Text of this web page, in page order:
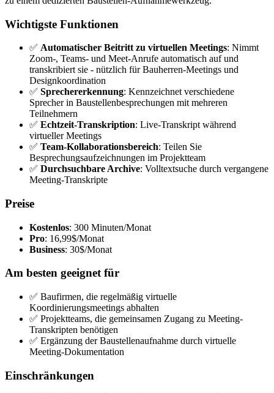
Wichtigste Funktionen
✅ Automatischer Beitritt zu virtuellen Meetings: Nimmt
Zoom-, Teams- und Meet-Anrufe automatisch auf und
transkribiert sie - nützlich für Bauherren-Meetings und
Designkoordination
✅ Sprechererkennung: Kennzeichnet verschiedene
Sprecher in Baustellenbesprechungen mit mehreren
Teilnehmern
✅ Echtzeit-Transkription: Live-Transkript während
virtueller Meetings
✅ Team-Kollaborationsbereich: Teilen Sie
Besprechungsaufzeichnungen im Projektteam
✅ Durchsuchbare Archive: Volltextsuche durch vergangene
Meeting-Transkripte
Preise
Kostenlos: 300 Minuten/Monat
Pro: 16,99$/Monat
Business: 30$/Monat
Am besten geeignet für
✅ Baufirmen, die regelmäßig virtuelle
Koordinierungsmeetings abhalten
✅ Projektteams, die gemeinsamen Zugang zu Meeting-
Transkripten benötigen
✅ Ergänzung der Baustellenaufnahme durch virtuelle
Meeting-Dokumentation
Einschränkungen